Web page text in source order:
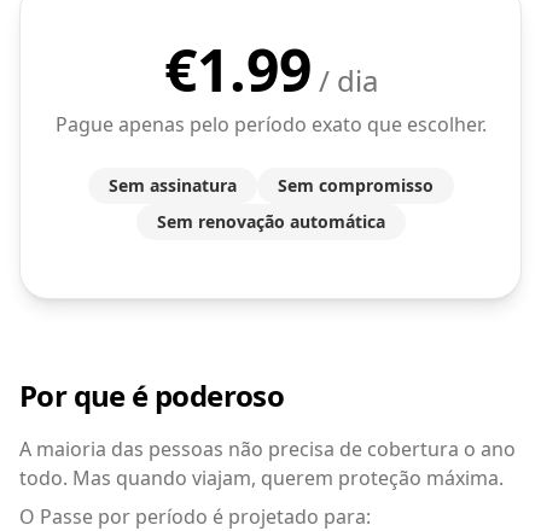
€1.99 / dia
Pague apenas pelo período exato que escolher.
Sem assinatura
Sem compromisso
Sem renovação automática
Por que é poderoso
A maioria das pessoas não precisa de cobertura o ano
todo. Mas quando viajam, querem proteção máxima.
O Passe por período é projetado para: